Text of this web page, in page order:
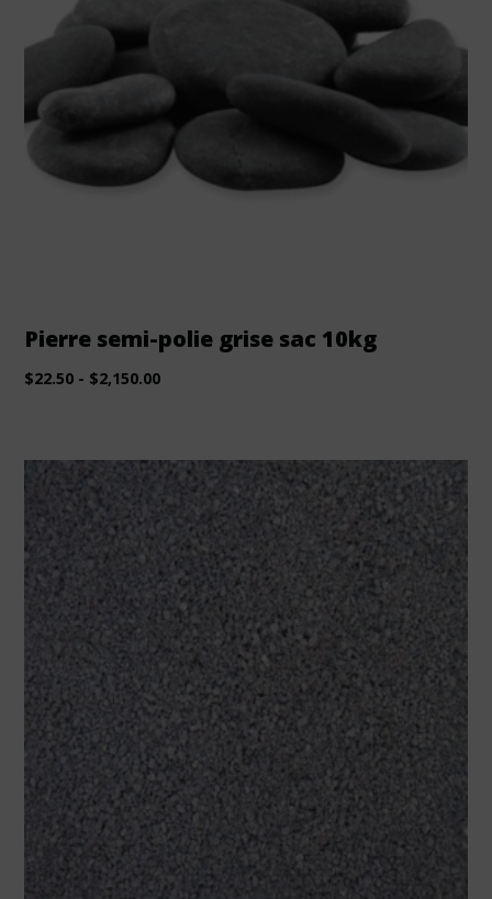
Pierre semi-polie grise sac 10kg
$22.50 - $2,150.00